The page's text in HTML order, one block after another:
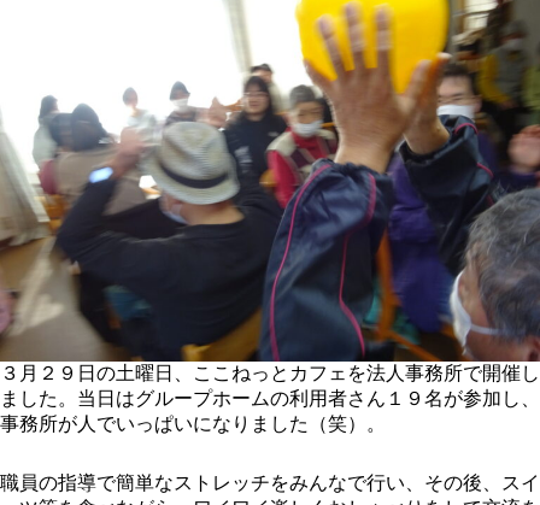
３月２９日の土曜日、ここねっとカフェを法人事務所で開催し
ました。当日はグループホームの利用者さん１９名が参加し、
事務所が人でいっぱいになりました（笑）。
職員の指導で簡単なストレッチをみんなで行い、その後、スイ